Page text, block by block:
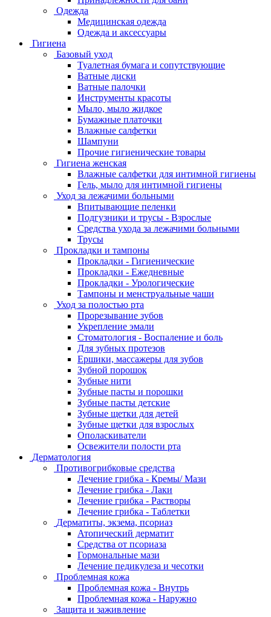
Одежда
Медицинская одежда
Одежда и аксессуары
Гигиена
Базовый уход
Туалетная бумага и сопутствующие
Ватные диски
Ватные палочки
Инструменты красоты
Мыло, мыло жидкое
Бумажные платочки
Влажные салфетки
Шампуни
Прочие гигиенические товары
Гигиена женская
Влажные салфетки для интимной гигиены
Гель, мыло для интимной гигиены
Уход за лежачими больными
Впитывающие пеленки
Подгузники и трусы - Взрослые
Средства ухода за лежачими больными
Трусы
Прокладки и тампоны
Прокладки - Гигиенические
Прокладки - Ежедневные
Прокладки - Урологические
Тампоны и менструальные чаши
Уход за полостью рта
Прорезывание зубов
Укрепление эмали
Стоматология - Воспаление и боль
Для зубных протезов
Ершики, массажеры для зубов
Зубной порошок
Зубные нити
Зубные пасты и порошки
Зубные пасты детские
Зубные щетки для детей
Зубные щетки для взрослых
Ополаскиватели
Освежители полости рта
Дерматология
Противогрибковые средства
Лечение грибка - Кремы/ Мази
Лечение грибка - Лаки
Лечение грибка - Растворы
Лечение грибка - Таблетки
Дерматиты, экзема, псориаз
Атопический дерматит
Средства от псориаза
Гормональные мази
Лечение педикулеза и чесотки
Проблемная кожа
Проблемная кожа - Внутрь
Проблемная кожа - Наружно
Защита и заживление